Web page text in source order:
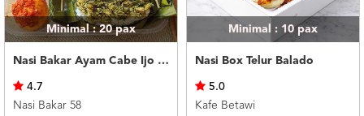
Minimal : 20pax
Nasi Bakar Ayam Cabe Ijo + Telor Balado
4.7
Nasi Bakar 58
Minimal : 10pax
Nasi Box Telur Balado
5.0
Kafe Betawi